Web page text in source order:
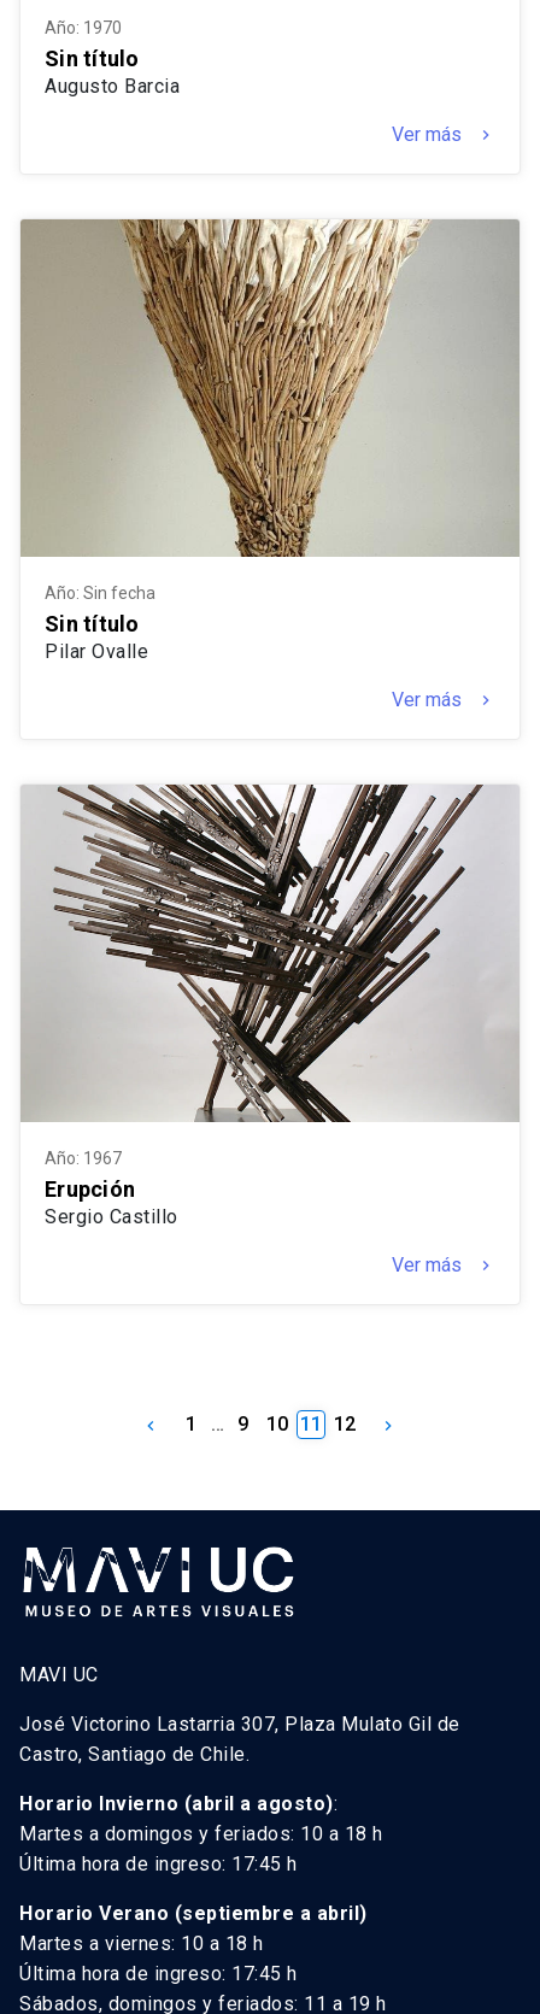
Año: 1970
Sin título
Augusto Barcia
Ver más keyboard_arrow_right
Año: Sin fecha
Sin título
Pilar Ovalle
Ver más keyboard_arrow_right
Año: 1967
Erupción
Sergio Castillo
Ver más keyboard_arrow_right
keyboard_arrow_left 1 … 9 10 11 12 keyboard_arrow_right
MAVI UC
José Victorino Lastarria 307, Plaza Mulato Gil de
Castro, Santiago de Chile.
Horario Invierno (abril a agosto):
Martes a domingos y feriados: 10 a 18 h
Última hora de ingreso: 17:45 h
Horario Verano (septiembre a abril)
Martes a viernes: 10 a 18 h
Última hora de ingreso: 17:45 h
Sábados, domingos y feriados: 11 a 19 h